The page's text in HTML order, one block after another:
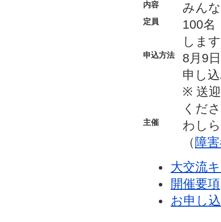
内容 みん
定員
100名
しま
申込方法
8月9
申し
※ 送
くだ
主催
わし
（ 障
大交流
開催要項
お申し